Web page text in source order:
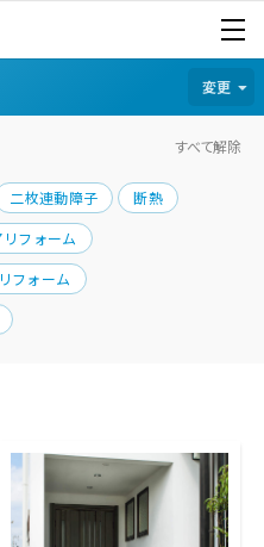
開く
変更
すべて解除
二枚連動障子
断熱
フォーム
フォーム